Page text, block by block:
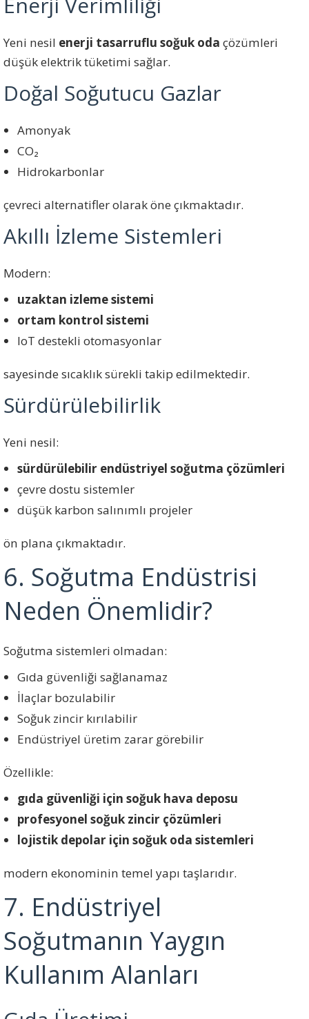
Yeni nesil enerji tasarruflu soğuk oda çözümleri
düşük elektrik tüketimi sağlar.
Doğal Soğutucu Gazlar
Amonyak
CO₂
Hidrokarbonlar
çevreci alternatifler olarak öne çıkmaktadır.
Akıllı İzleme Sistemleri
Modern:
uzaktan izleme sistemi
ortam kontrol sistemi
IoT destekli otomasyonlar
sayesinde sıcaklık sürekli takip edilmektedir.
Sürdürülebilirlik
Yeni nesil:
sürdürülebilir endüstriyel soğutma çözümleri
çevre dostu sistemler
düşük karbon salınımlı projeler
ön plana çıkmaktadır.
6. Soğutma Endüstrisi
Neden Önemlidir?
Soğutma sistemleri olmadan:
Gıda güvenliği sağlanamaz
İlaçlar bozulabilir
Soğuk zincir kırılabilir
Endüstriyel üretim zarar görebilir
Özellikle:
gıda güvenliği için soğuk hava deposu
profesyonel soğuk zincir çözümleri
lojistik depolar için soğuk oda sistemleri
modern ekonominin temel yapı taşlarıdır.
7. Endüstriyel
Soğutmanın Yaygın
Kullanım Alanları